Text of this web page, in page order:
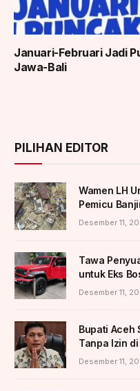
Januari-Februari Jadi
Jawa-Bali
PILIHAN EDITOR
Wamen LH
Pemicu
Desember 11,
Tawa
untuk Eks
Desember 11,
Bupati Aceh
Tanpa Izin
Desember 11,